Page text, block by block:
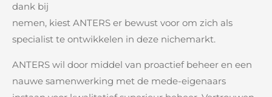
dank bij
nemen, kiest ANTERS er bewust voor om zich als
specialist te ontwikkelen in deze nichemarkt.
ANTERS wil door middel van proactief beheer en een
nauwe samenwerking met de mede-eigenaars